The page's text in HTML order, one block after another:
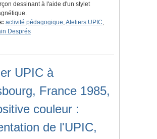
dessinant à l'aide d'un stylet
activité pédagogique,Ateliers UPIC,
Després
UPIC à
France 1985,
couleur :
de l'UPIC,